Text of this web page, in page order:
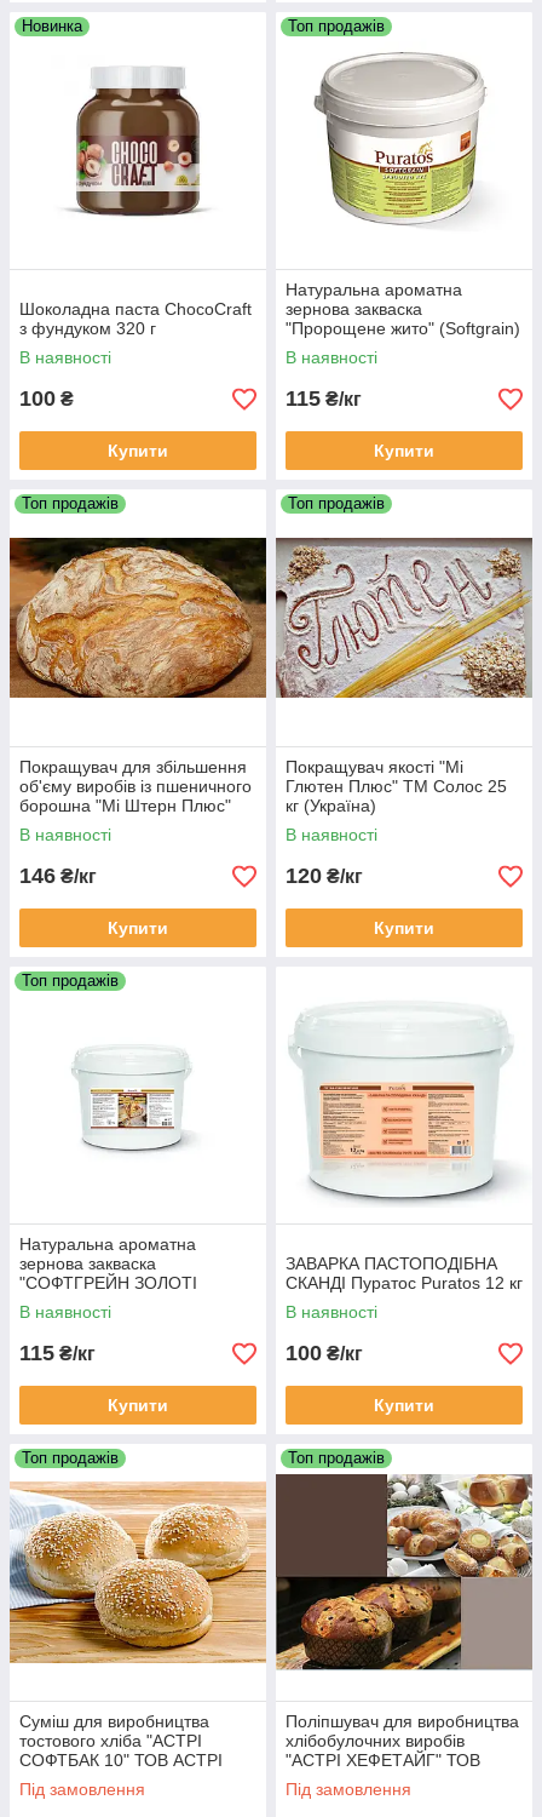
Новинка
Шоколадна паста ChocoCraft
з фундуком 320 г
В наявності
100 ₴
Купити
Топ продажів
Натуральна ароматна
зернова закваска
"Пророщене жито" (Softgrain)
Пуратос Puratos 12 кг
В наявності
115 ₴/кг
Купити
Топ продажів
Покращувач для збільшення
об'єму виробів із пшеничного
борошна "Мі Штерн Плюс"
12,5 кг (Україна)
В наявності
146 ₴/кг
Купити
Топ продажів
Покращувач якості "Мі
Глютен Плюс" ТМ Солос 25
кг (Україна)
В наявності
120 ₴/кг
Купити
Топ продажів
Натуральна ароматна
зернова закваска
"СОФТГРЕЙН ЗОЛОТІ
ЗЕРНА" (Softgrain) Пуратос
Puratos 12 кг
В наявності
115 ₴/кг
Купити
ЗАВАРКА ПАСТОПОДІБНА
СКАНДІ Пуратос Puratos 12 кг
В наявності
100 ₴/кг
Купити
Топ продажів
Суміш для виробництва
тостового хліба "АСТРІ
СОФТБАК 10" ТОВ АСТРІ
(Україна)
Під замовлення
Топ продажів
Поліпшувач для виробництва
хлібобулочних виробів
"АСТРІ ХЕФЕТАЙГ" ТОВ
АСТРІ (Україна)
Під замовлення